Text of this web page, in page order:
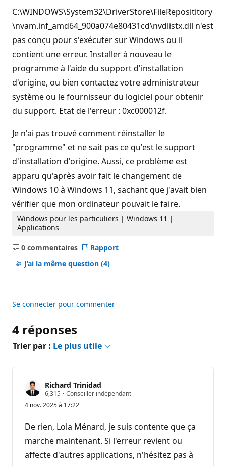
t
o
C:\WINDOWS\System32\DriverStore\FileReposititory
\nvam.inf_amd64_900a074e80431cd\nvdlistx.dll n'est
pas conçu pour s'exécuter sur Windows ou il
contient une erreur. Installer à nouveau le
programme à l'aide du support d'installation
d'origine, ou bien contactez votre administrateur
système ou le fournisseur du logiciel pour obtenir
du support. Etat de l'erreur : 0xc000012f.
Je n'ai pas trouvé comment réinstaller le
"programme" et ne sait pas ce qu'est le support
d'installation d'origine. Aussi, ce problème est
apparu qu'après avoir fait le changement de
Windows 10 à Windows 11, sachant que j'avait bien
vérifier que mon ordinateur pouvait le faire.
Windows pour les particuliers | Windows 11 |
Applications
0 commentaires
Aucun
commentaire
Rapport
J’ai la même question (4)
Se connecter pour commenter
4 réponses
Trier par : Le plus utile
Richard Trinidad
6,315 P
t
s
d
e
r
• Conseiller indépendant
4 nov. 2025 à 17:22
De rien, Lola Ménard, je suis contente que ça
marche maintenant. Si l'erreur revient ou
affecte d'autres applications, n'hésitez pas à